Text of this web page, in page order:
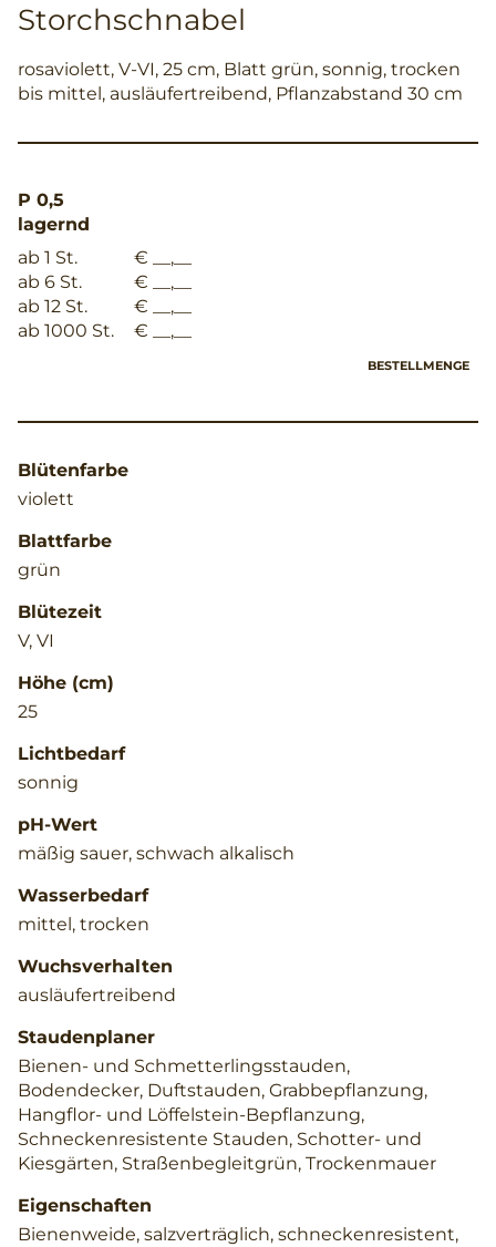
Storchschnabel
rosaviolett, V-VI, 25 cm, Blatt grün, sonnig, trocken
bis mittel, ausläufertreibend, Pflanzabstand 30 cm
P 0,5
lagernd
ab 1 St.
€ __,__
ab 6 St.
€ __,__
ab 12 St.
€ __,__
ab 1000 St.
€ __,__
BESTELLMENGE
Blütenfarbe
violett
Blattfarbe
grün
Blütezeit
V, VI
Höhe (cm)
25
Lichtbedarf
sonnig
pH-Wert
mäßig sauer, schwach alkalisch
Wasserbedarf
mittel, trocken
Wuchsverhalten
ausläufertreibend
Staudenplaner
Bienen- und Schmetterlingsstauden,
Bodendecker, Duftstauden, Grabbepflanzung,
Hangflor- und Löffelstein-Bepflanzung,
Schneckenresistente Stauden, Schotter- und
Kiesgärten, Straßenbegleitgrün, Trockenmauer
Eigenschaften
Bienenweide, salzverträglich, schneckenresistent,